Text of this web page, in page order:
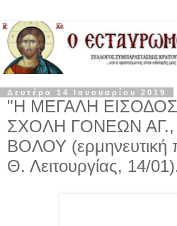
Δευτέρα 14 Ιανουαρίου 2019
"Η ΜΕΓΑΛΗ
ΣΧΟΛΗ ΓΟΝΕΩΝ
ΒΟΛΟΥ (ερμηνευτική
Θ. Λειτουργίας, 14/